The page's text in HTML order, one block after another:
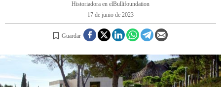
REGISTRO
INICIAR SESIÓN
Historiadora en elBullifoundation
17 de junio de 2023
Guardar